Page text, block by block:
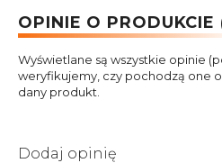
OPINIE O PRODUKCIE
Wyświetlane są wszystkie opinie
weryfikujemy, czy pochodzą one
dany produkt.
Dodaj opinię